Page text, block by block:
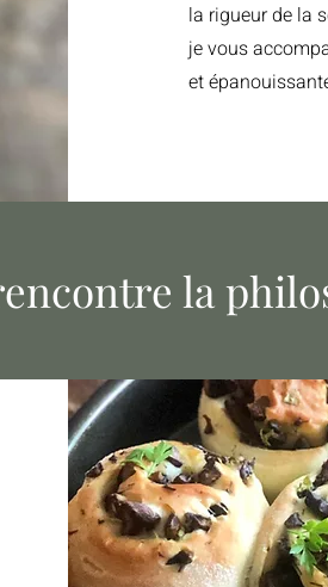
la rigueur de la
je vous
et
la